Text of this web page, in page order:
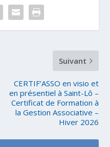
Suivant
CERTIF’ASSO en visio et
en présentiel à Saint-Lô –
Certificat de Formation à
la Gestion Associative –
Hiver 2026